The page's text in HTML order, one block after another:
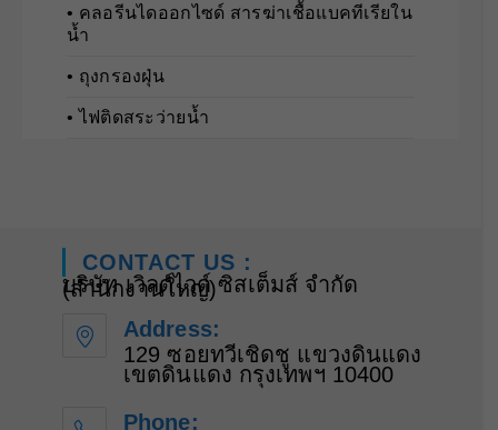
• คลอรีนไดออกไซด์ สารฆ่าเชื้อแบคทีเรียใน
น้ำ
• ถุงกรองฝุ่น
• ไฟติดสระว่ายน้ำ
CONTACT US :
บริษัท เวิลด์ไวด์ ซิสเต็มส์ จำกัด
(สำนักงานใหญ่)
Address:
129 ซอยทวีเชิดชู แขวงดินแดง
เขตดินแดง กรุงเทพฯ 10400
Phone: